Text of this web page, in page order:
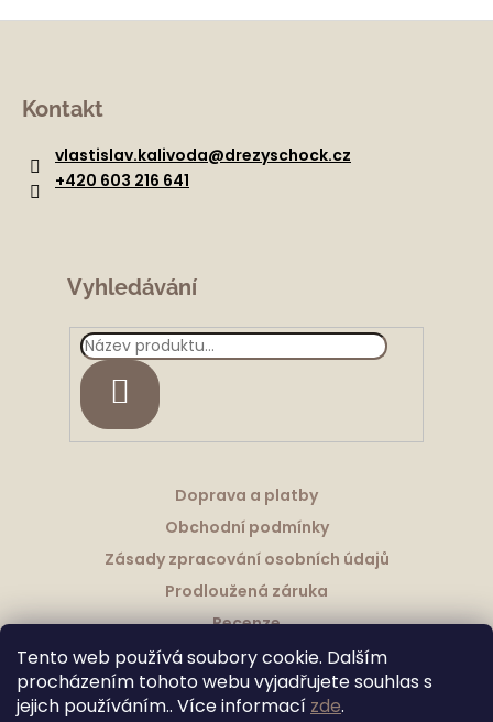
Tento web používá soubory cookie. Dalším
procházením tohoto webu vyjadřujete souhlas s
jejich používáním.. Více informací zde.
Kontakt
vlastislav.kalivoda@drezyschock.cz
+420 603 216 641
Vyhledávání
HLEDAT
Doprava a platby
Obchodní podmínky
Zásady zpracování osobních údajů
Prodloužená záruka
Recenze